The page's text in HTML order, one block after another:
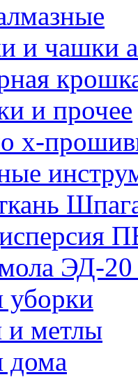
и чашки
и прочее
х-
ЭД-20
уборки
и метлы
дома